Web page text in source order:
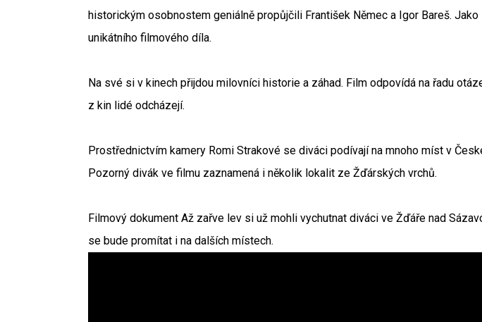
historickým osobnostem geniálně propůjčili František Němec a Igor Bareš.
unikátního filmového díla.
Na své si v kinech přijdou milovníci historie a záhad. Film odpovídá na řadu
z kin lidé odcházejí.
Prostřednictvím kamery Romi Strakové se diváci podívají na mnoho míst v
Pozorný divák ve filmu zaznamená i několik lokalit ze Žďárských vrchů.
Filmový dokument Až zařve lev si už mohli vychutnat diváci ve Žďáře nad
se bude promítat i na dalších místech.